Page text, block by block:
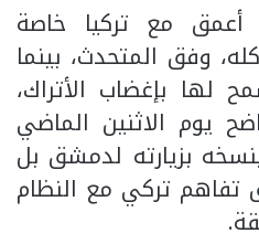
أعمق مع تركيا خاصة
وفق المتحدث، بينما
لها بإغضاب الأتراك،
يوم الاثنين الماضي
بزيارته لدمشق بل
تفاهم تركي مع النظام